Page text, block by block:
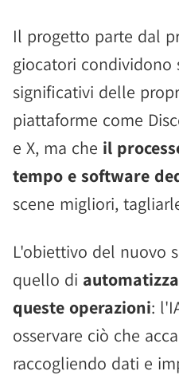
Il progetto parte dal
giocatori condividono
significativi delle
piattaforme come
e X, ma che il
tempo e software
scene migliori,
L'obiettivo del nuovo
quello di
queste operazioni:
osservare ciò che
raccogliendo dati e